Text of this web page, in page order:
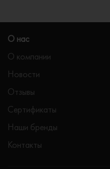
О нас
О компании
Новости
Отзывы
Сертификаты
Наши бренды
Контакты